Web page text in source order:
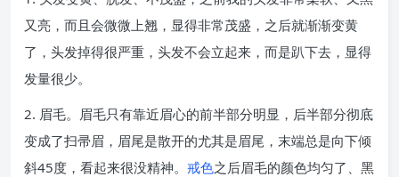
又亮，而且会微微上翘，显得非常茂盛，之后就渐渐变黄
了，头发掉得很严重，头发不会立起来，而是趴下去，显得
发量很少。
2. 眉毛。眉毛只有靠近眉心的前半部分明显，后半部分彻底
变成了扫帚眉，眉尾是散开的尤其是眉尾，末端总是向下倾
斜45度，看起来很没精神。 戒色之后眉毛的颜色均匀了、黑